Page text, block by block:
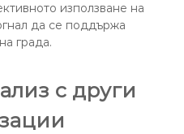
използване на
да се поддържа
града.
с други